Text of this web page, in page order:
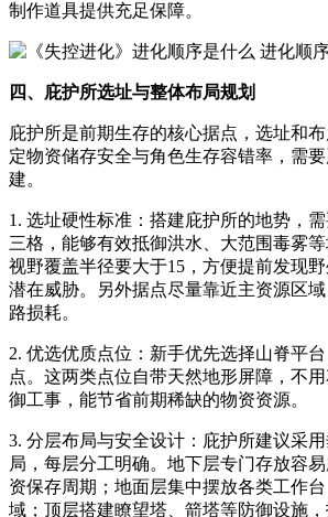
制作道具提供充足保障。
四、庇护所选址与整体布局规划
庇护所是前期生存的核心据点，选址和
定物资储存安全与角色生存容错率，需
建。
1. 选址硬性标准：搭建庇护所的地势，
三格，能够有效抵御洪水、大范围毒雾
视野覆盖半径要大于15，方便提前发现
潜在威胁。另外据点尽量靠近主资源区
路损耗。
2. 优选优质点位：新手优先选择山脊平
点。这两类点位自带天然地形屏障，不
御工事，能节省前期稀缺的物资资源。
3. 分层布局与安全设计：庇护所建议采
局，每层分工明确。地下层专门存放容
资保存周期；地面层集中摆放各类工作
域；顶层搭建瞭望塔、箭塔等防御设施，